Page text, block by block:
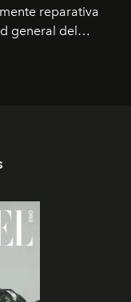
reparativa
general del
una arista